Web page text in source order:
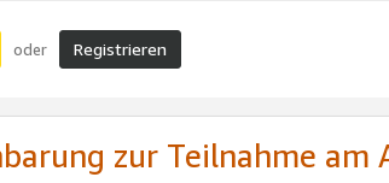
oder Registrieren
zur Teilnahme